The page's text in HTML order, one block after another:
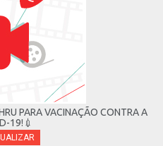
PARA VACINAÇÃO CONTRA A
19!💉